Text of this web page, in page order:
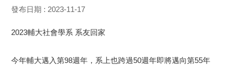
發布日期 : 2023-11-17
2023輔大社會學系 系友回家
今年輔大邁入第98週年，系上也跨過50週年即將邁向第55年